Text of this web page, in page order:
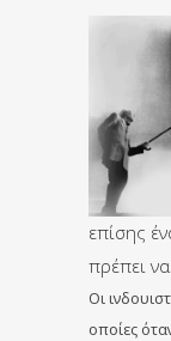
επίσης
πρέπει
Οι
οποίες